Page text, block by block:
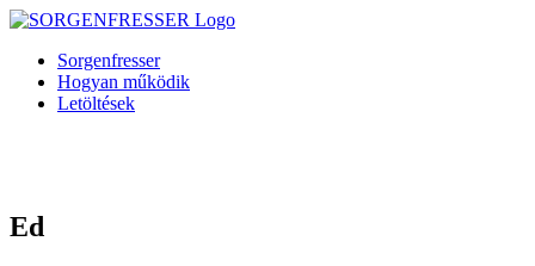
Sorgenfresser
Hogyan működik
Letöltések
Ed